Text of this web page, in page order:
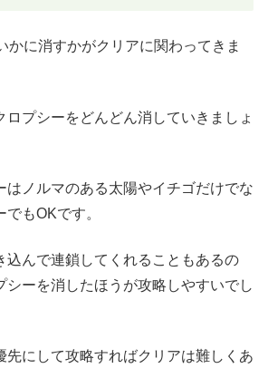
かに消すかがクリアに関わってきま
ロプシーをどんどん消していきましょ
はノルマのある太陽やイチゴだけでな
もOKです。
込んで連鎖してくれることもあるの
シーを消したほうが攻略しやすいでし
先にして攻略すればクリアは難しくあ